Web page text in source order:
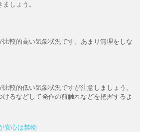
しょう。
比較的高い気象状況です。あまり無理をしな
較的低い気象状況ですが注意しましょう。
けるなどして発作の前触れなどを把握するよ
安心は禁物